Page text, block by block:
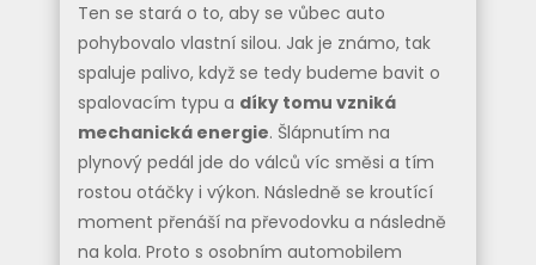
Ten se stará o to, aby se vůbec auto
pohybovalo vlastní silou. Jak je známo, tak
spaluje palivo, když se tedy budeme bavit o
spalovacím typu a díky tomu vzniká
mechanická energie. Šlápnutím na
plynový pedál jde do válců víc směsi a tím
rostou otáčky i výkon. Následně se kroutící
moment přenáší na převodovku a následně
na kola. Proto s osobním automobilem